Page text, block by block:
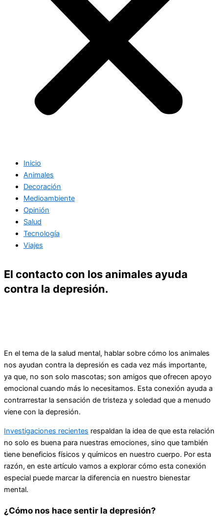
Inicio
Animales
Decoración
Medioambiente
Opinión
Salud
Tecnología
Viajes
El contacto con los animales ayuda
contra la depresión.
En el tema de la salud mental, hablar sobre cómo los animales
nos ayudan contra la depresión es cada vez más importante,
ya que, no son solo mascotas; son amigos que ofrecen apoyo
emocional cuando más lo necesitamos. Esta conexión ayuda a
contrarrestar la sensación de tristeza y soledad que a menudo
viene con la depresión.
Investigaciones recientes respaldan la idea de que esta relación
no solo es buena para nuestras emociones, sino que también
tiene beneficios físicos y químicos en nuestro cuerpo. Por esta
razón, en este artículo vamos a explorar cómo esta conexión
especial puede marcar la diferencia en nuestro bienestar
mental.
¿Cómo nos hace sentir la depresión?